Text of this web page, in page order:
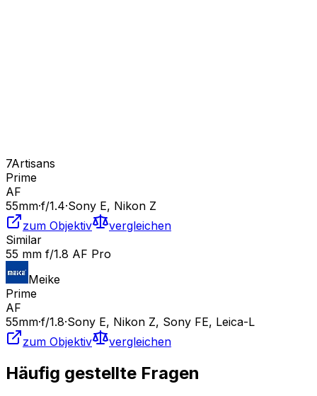
7Artisans
Prime
AF
55mm·f/1.4·Sony E, Nikon Z
zum Objektiv
vergleichen
Similar
55 mm f/1.8 AF Pro
Meike
Prime
AF
55mm·f/1.8·Sony E, Nikon Z, Sony FE, Leica-L
zum Objektiv
vergleichen
Häufig gestellte Fragen